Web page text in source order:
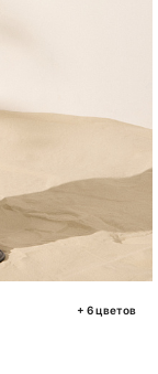
+ 6 цветов